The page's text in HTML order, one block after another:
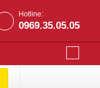
Hotline:
0969.35.05.05